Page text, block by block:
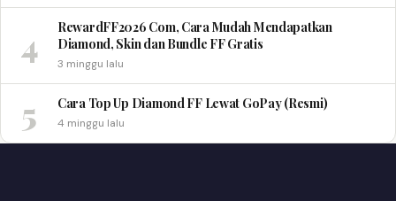
4
RewardFF2026 Com, Cara Mudah Mendapatkan
Diamond, Skin dan Bundle FF Gratis
3 minggu lalu
5 Cara Top Up Diamond FF Lewat GoPay (Resmi)
4 minggu lalu